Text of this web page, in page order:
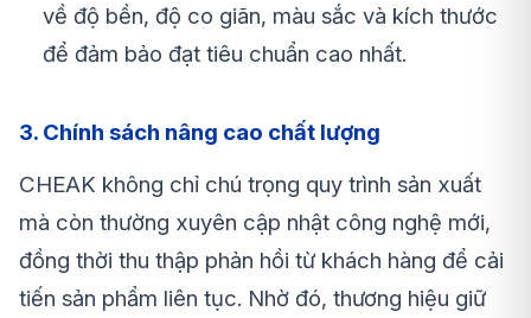
về độ bền, độ co giãn, màu sắc và kích thước
để đảm bảo đạt tiêu chuẩn cao nhất.
3. Chính sách nâng cao chất lượng
CHEAK không chỉ chú trọng quy trình sản xuất
mà còn thường xuyên cập nhật công nghệ mới,
đồng thời thu thập phản hồi từ khách hàng để cải
tiến sản phẩm liên tục. Nhờ đó, thương hiệu giữ